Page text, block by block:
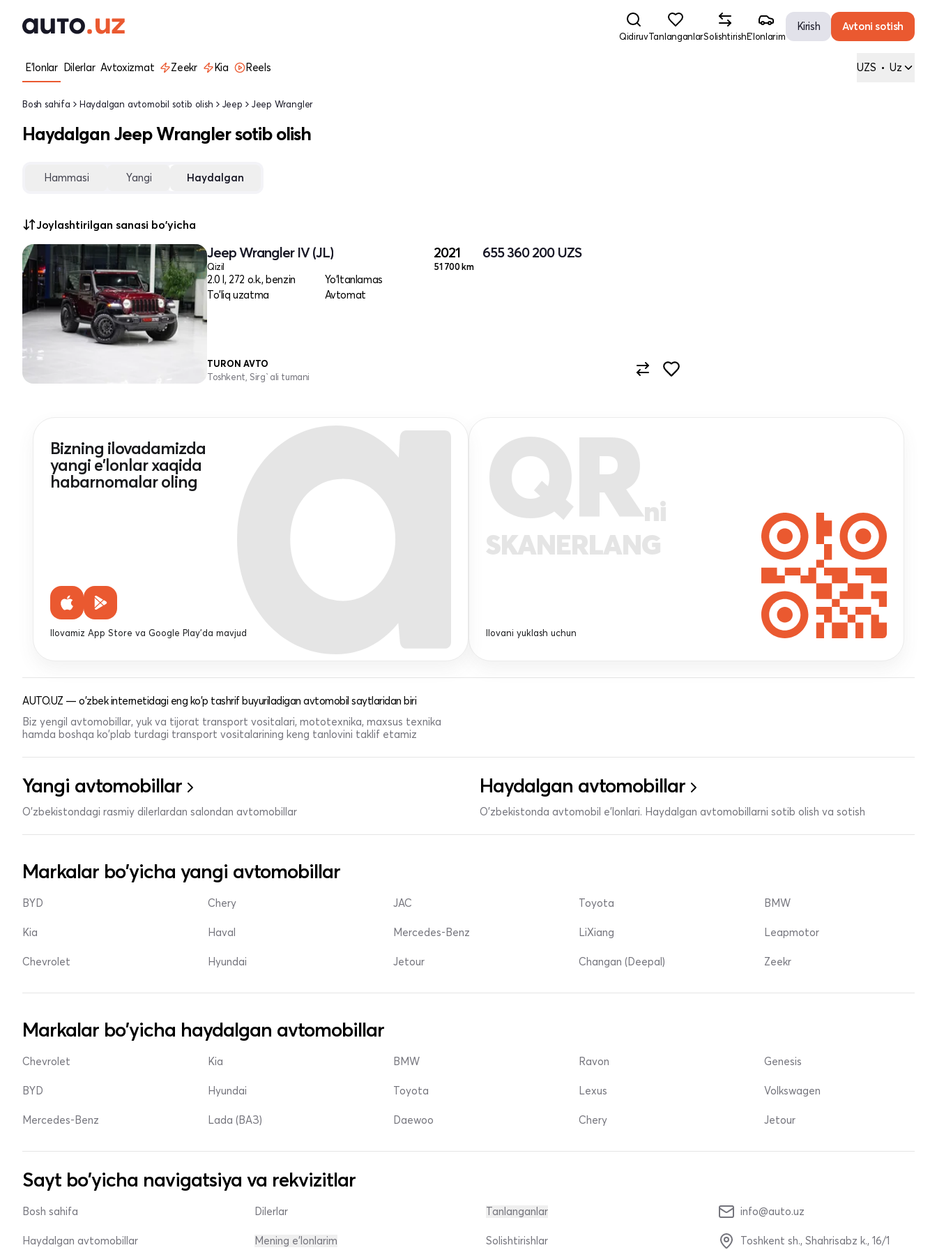
QidiruvTanlanganlarSolishtirishE'lonlarim
Kirish Avtoni sotish
E'lonlar Dilerlar Avtoxizmat Zeekr Kia Reels UZS • Uz
Bosh sahifa Haydalgan avtomobil sotib olish Jeep Jeep Wrangler
Haydalgan Jeep Wrangler sotib olish
Hammasi Yangi Haydalgan
Joylashtirilgan sanasi bo'yicha
Jeep Wrangler IV (JL)
Qizil
2.0 l, 272 o.k., benzin
Yo‘ltanlamas
To'liq uzatma
Avtomat
2021
51 700 km
655 360 200 UZS
TURON AVTO
Toshkent, Sirg`ali tumani
Bizning ilovadamizda
yangi e'lonlar xaqida
habarnomalar oling
Ilovamiz App Store va Google Play'da mavjud
QRni
SKANERLANG
Ilovani yuklash uchun
AUTO.UZ — o'zbek internetidagi eng ko'p tashrif buyuriladigan avtomobil saytlaridan biri
Biz yengil avtomobillar, yuk va tijorat transport vositalari, mototexnika, maxsus texnika
hamda boshqa ko'plab turdagi transport vositalarining keng tanlovini taklif etamiz
Yangi avtomobillar
O'zbekistondagi rasmiy dilerlardan salondan avtomobillar
Haydalgan avtomobillar
O'zbekistonda avtomobil e’lonlari. Haydalgan avtomobillarni sotib olish va sotish
Markalar bo'yicha yangi avtomobillar
BYD
Kia
Chevrolet
Chery
Haval
Hyundai
JAC
Mercedes-Benz
Jetour
Toyota
LiXiang
Changan (Deepal)
BMW
Leapmotor
Zeekr
Markalar bo'yicha haydalgan avtomobillar
Chevrolet
BYD
Mercedes-Benz
Kia
Hyundai
Lada (ВАЗ)
BMW
Toyota
Daewoo
Ravon
Lexus
Chery
Genesis
Volkswagen
Jetour
Sayt bo'yicha navigatsiya va rekvizitlar
Bosh sahifa
Haydalgan avtomobillar
Dilerlar
Mening e'lonlarim
Tanlanganlar
Solishtirishlar
info@auto.uz
Toshkent sh., Shahrisabz k., 16/1